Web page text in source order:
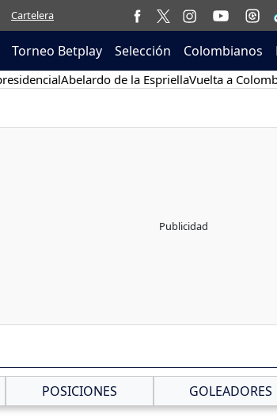
Cartelera
Torneo Betplay Selección Colombianos
Abelardo de la EspriellaVuelta a
POSICIONES GOLEADORES